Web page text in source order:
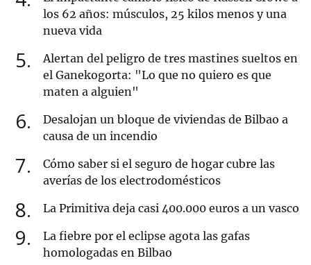
los 62 años: músculos, 25 kilos menos y una
nueva vida
5
Alertan del peligro de tres mastines sueltos en
el Ganekogorta: "Lo que no quiero es que
maten a alguien"
6
Desalojan un bloque de viviendas de Bilbao a
causa de un incendio
7
Cómo saber si el seguro de hogar cubre las
averías de los electrodomésticos
8 La Primitiva deja casi 400.000 euros a un vasco
9
La fiebre por el eclipse agota las gafas
homologadas en Bilbao